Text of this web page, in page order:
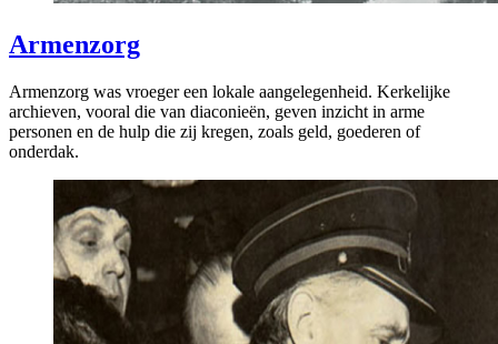
Armenzorg
Armenzorg was vroeger een lokale aangelegenheid. Kerkelijke
archieven, vooral die van diaconieën, geven inzicht in arme
personen en de hulp die zij kregen, zoals geld, goederen of
onderdak.